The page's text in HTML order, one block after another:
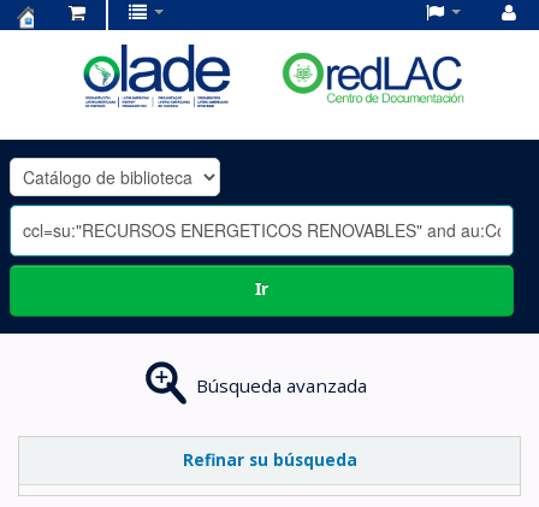
OLADE
-
Ir
Búsqueda avanzada
Refinar su búsqueda